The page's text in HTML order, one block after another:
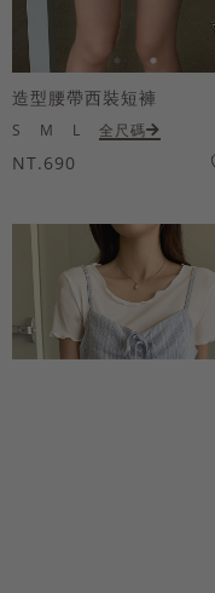
造型腰帶西裝短褲
S M L 全尺碼
NT.690